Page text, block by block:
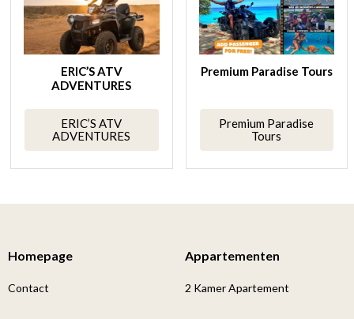
ERIC’S ATV
ADVENTURES
ERIC’S ATV
ADVENTURES
Premium Paradise Tours
Premium Paradise
Tours
Homepage
Contact
Appartementen
2 Kamer Apartement